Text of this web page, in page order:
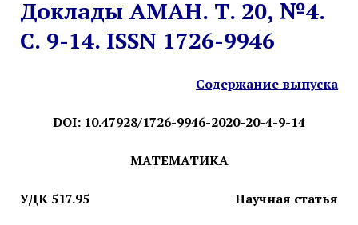
Доклады АМАН. Т. 20, №4.
С. 9-14. ISSN 1726-9946
Содержание выпуска
DOI: 10.47928/1726-9946-2020-20-4-9-14
МАТЕМАТИКА
УДК 517.95 Научная статья